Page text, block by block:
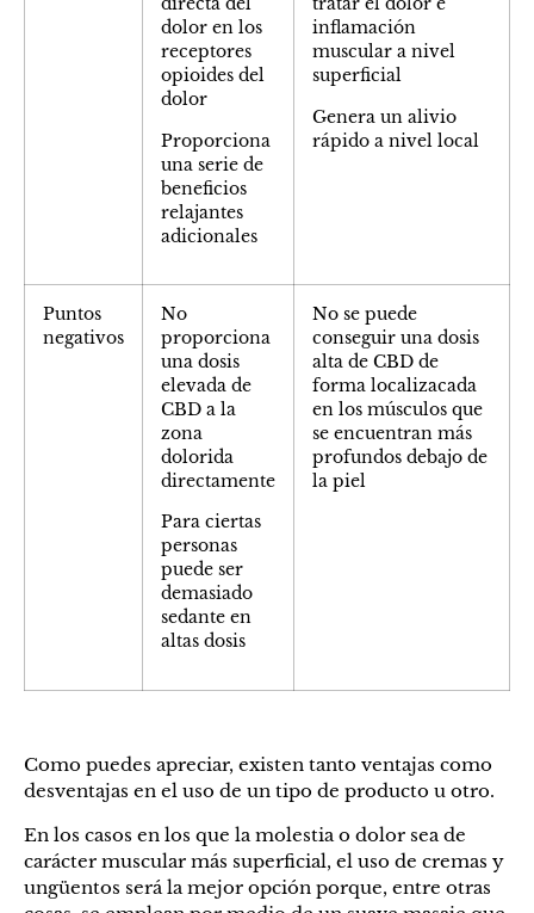
directa del
dolor en los
receptores
opioides del
dolor
Proporciona
una serie de
beneficios
relajantes
adicionales
tratar el dolor e
inflamación
muscular a nivel
superficial
Genera un alivio
rápido a nivel local
Puntos
negativos
No
proporciona
una dosis
elevada de
CBD a la
zona
dolorida
directamente
Para ciertas
personas
puede ser
demasiado
sedante en
altas dosis
No se puede
conseguir una dosis
alta de CBD de
forma localizacada
en los músculos que
se encuentran más
profundos debajo de
la piel
Como puedes apreciar, existen tanto ventajas como
desventajas en el uso de un tipo de producto u otro.
En los casos en los que la molestia o dolor sea de
carácter muscular más superficial, el uso de cremas y
ungüentos será la mejor opción porque, entre otras